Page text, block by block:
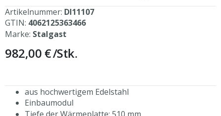
Artikelnummer: DI11107
GTIN: 4062125363466
Marke: Stalgast
982,00 €/Stk.
aus hochwertigem Edelstahl
Einbaumodul
Tiefe der Wärmeplatte: 510 mm